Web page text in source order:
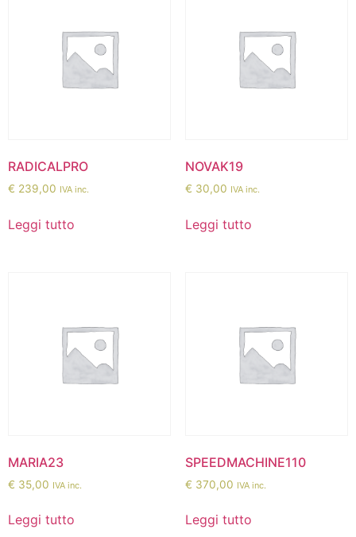
RADICALPRO
€ 239,00 IVA inc.
Leggi tutto
NOVAK19
€ 30,00 IVA inc.
Leggi tutto
MARIA23
€ 35,00 IVA inc.
Leggi tutto
SPEEDMACHINE110
€ 370,00 IVA inc.
Leggi tutto